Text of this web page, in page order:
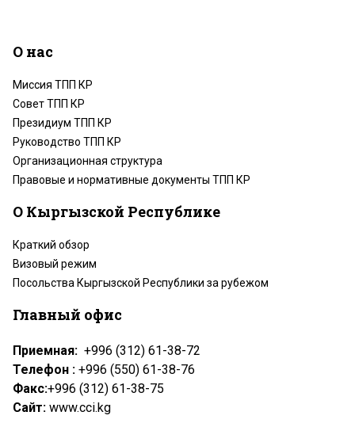
О нас
Миссия ТПП КР
Совет ТПП КР
Президиум ТПП КР
Руководство ТПП КР
Организационная структура
Правовые и нормативные документы ТПП КР
О Кыргызской Республике
Краткий обзор
Визовый режим
Посольства Кыргызской Республики за рубежом
Главный офис
Приемная: +996 (312) 61-38-72
Телефон : +996 (550) 61-38-76
Факс:+996 (312) 61-38-75
Сайт: www.cci.kg